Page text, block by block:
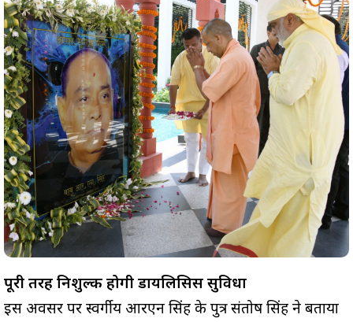
पूरी तरह निशुल्क होगी डायलिसिस सुविधा
इस अवसर पर स्वर्गीय आरएन सिंह के पुत्र संतोष सिंह ने बताया